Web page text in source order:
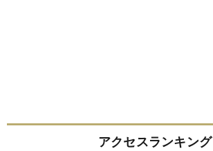
アクセスランキング